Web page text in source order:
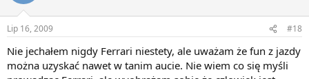
Lip 16, 2009 #18
Nie jechałem nigdy Ferrari niestety, ale uważam że fun z jazdy
można uzyskać nawet w tanim aucie. Nie wiem co się myśli